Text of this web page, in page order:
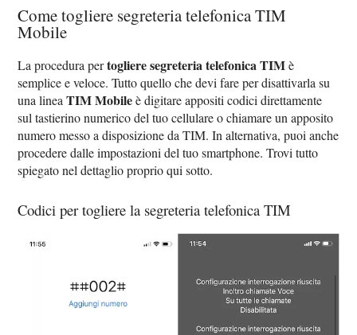
Come togliere segreteria telefonica TIM
Mobile
La procedura pertogliere segreteria telefonica TIMè
semplice e veloce. Tutto quello che devi fare per disattivarla su
una lineaTIM Mobileè digitare appositi codici direttamente
sul tastierino numerico del tuo cellulare o chiamare un apposito
numero messo a disposizione da TIM. In alternativa, puoi anche
procedere dalle impostazioni del tuo smartphone. Trovi tutto
spiegato nel dettaglio proprio qui sotto.
Codici per togliere la segreteria telefonica TIM